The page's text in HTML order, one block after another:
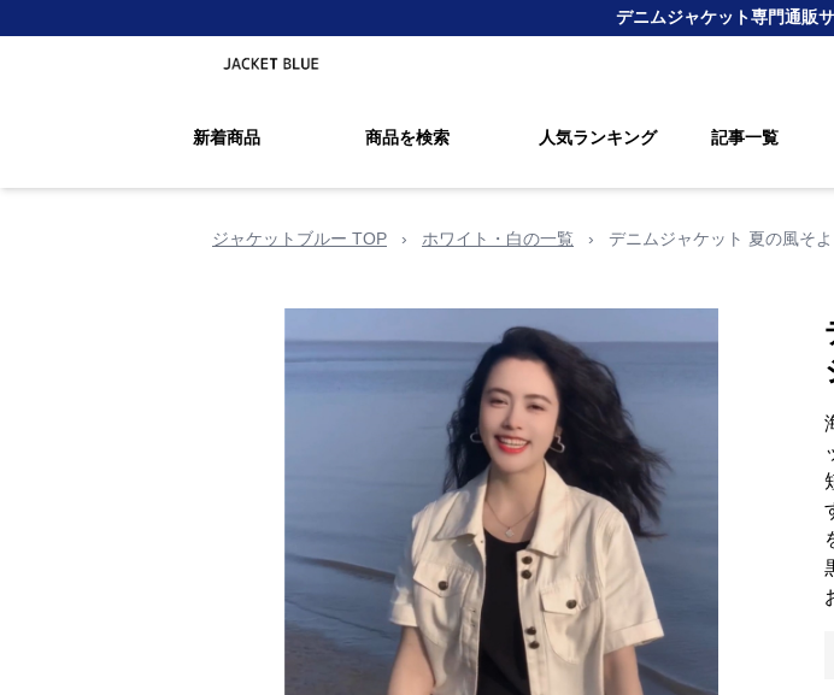
デニムジャケット専門通販
新着商品 商品を検索 人気ランキング 記事一覧
ジャケットブルー TOP › ホワイト・白の一覧 › デニムジャケット 夏の風そ